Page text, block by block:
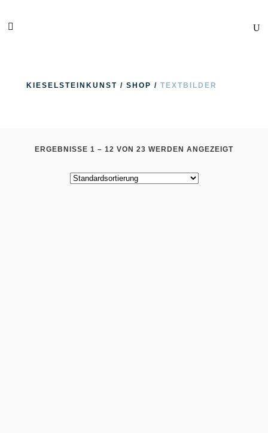
KIESELSTEINKUNST / SHOP / TEXTBILDER
ERGEBNISSE 1 – 12 VON 23 WERDEN ANGEZEIGT